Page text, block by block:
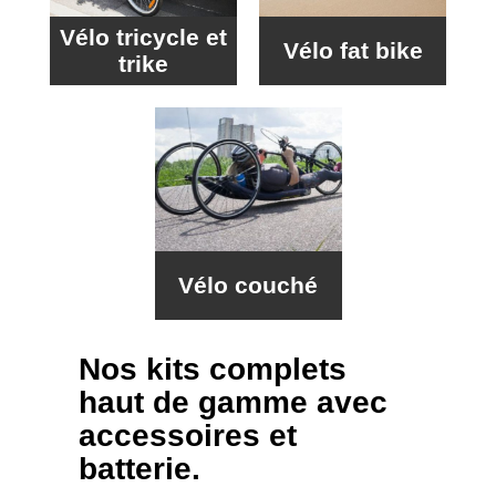
Vélo tricycle et
trike
Vélo fat bike
Vélo couché
Nos kits complets
haut de gamme avec
accessoires et
batterie.